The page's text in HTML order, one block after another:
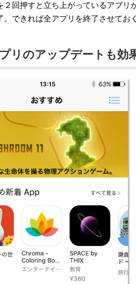
２回押すと立ち上がっているアプ
。できれば全アプリを終了させてお
リのアップデートも効